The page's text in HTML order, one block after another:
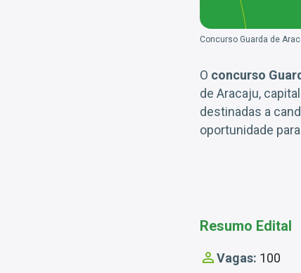
Concurso Guarda de
O concurso
de Aracaju,
destinadas a
oportunidade
Resumo Edital
Vagas: 100